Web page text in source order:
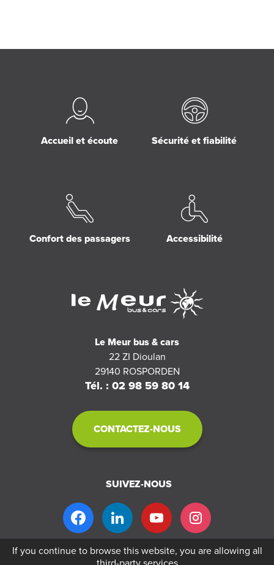
Accueil et écoute Sécurité et fiabilité
Confort des passagers Accessibilité
Le Meur bus & cars
22 ZI Dioulan
29140 ROSPORDEN
Tél. : 02 98 59 80 14
CONTACTEZ-NOUS
SUIVEZ-NOUS
If you continue to browse this website, you are allowing all